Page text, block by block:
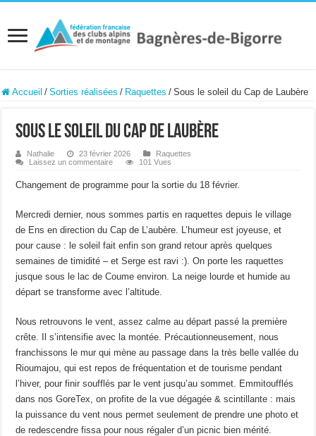
Accueil / Sorties réalisées / Raquettes / Sous le soleil du Cap de Laubère
Sous le soleil du Cap de Laubère
Nathalie 23 février 2026
Raquettes
Laissez un commentaire
101 Vues
Changement de programme pour la sortie du 18 février.
Mercredi dernier, nous sommes partis en raquettes depuis le village
de Ens en direction du Cap de L’aubère. L’humeur est joyeuse, et
pour cause : le soleil fait enfin son grand retour après quelques
semaines de timidité – et Serge est ravi :). On porte les raquettes
jusque sous le lac de Coume environ. La neige lourde et humide au
départ se transforme avec l’altitude.
Nous retrouvons le vent, assez calme au départ passé la première
crête. Il s’intensifie avec la montée. Précautionneusement, nous
franchissons le mur qui mène au passage dans la très belle vallée du
Rioumajou, qui est repos de fréquentation et de tourisme pendant
l’hiver, pour finir soufflés par le vent jusqu’au sommet. Emmitoufflés
dans nos GoreTex, on profite de la vue dégagée & scintillante : mais
la puissance du vent nous permet seulement de prendre une photo et
de redescendre fissa pour nous régaler d’un picnic bien mérité.